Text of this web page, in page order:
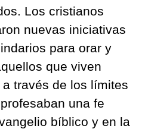
Los cristianos
nuevas iniciativas
para orar y
que viven
través de los límites
una fe
bíblico y en la